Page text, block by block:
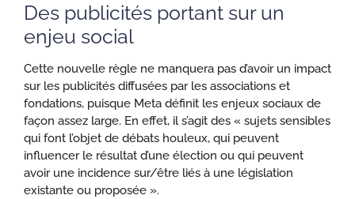
Des publicités portant sur un
enjeu social
Cette nouvelle règle ne manquera pas d’avoir un impact
sur les publicités diffusées par les associations et
fondations, puisque Meta définit les enjeux sociaux de
façon assez large. En effet, il s’agit des « sujets sensibles
qui font l’objet de débats houleux, qui peuvent
influencer le résultat d’une élection ou qui peuvent
avoir une incidence sur/être liés à une législation
existante ou proposée ».